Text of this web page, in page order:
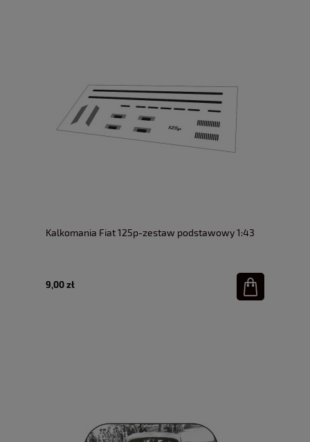
Kalkomania Fiat 125p-zestaw podstawowy 1:43
9,00 zł